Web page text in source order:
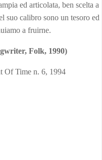
ed articolata, ben scelta a
suo calibro sono un tesoro ed
a fruirne.
Folk, 1990)
Of Time n. 6, 1994